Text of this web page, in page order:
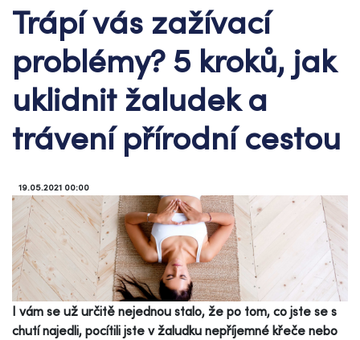
Trápí vás zažívací
problémy? 5 kroků, jak
uklidnit žaludek a
trávení přírodní cestou
19.05.2021 00:00
I vám se už určitě nejednou stalo, že po tom, co jste se s
chutí najedli, pocítili jste v žaludku nepříjemné křeče nebo